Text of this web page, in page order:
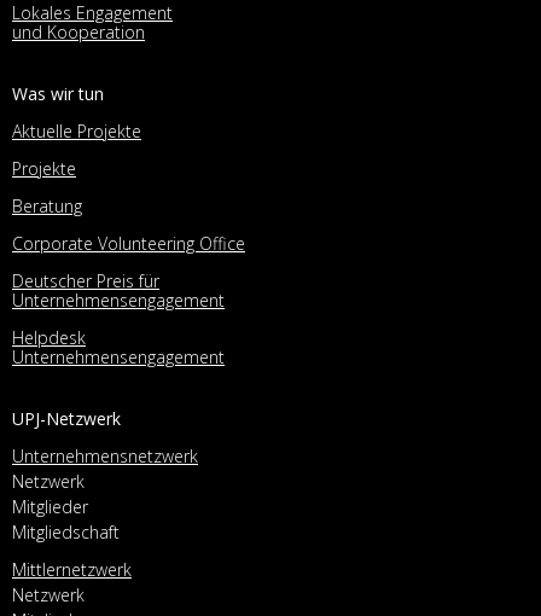
Lokales Engagement
und Kooperation
Was wir tun
Aktuelle Projekte
Projekte
Beratung
Corporate Volunteering Office
Deutscher Preis für
Unternehmensengagement
Helpdesk
Unternehmensengagement
UPJ-Netzwerk
Unternehmensnetzwerk
Netzwerk
Mitglieder
Mitgliedschaft
Mittlernetzwerk
Netzwerk